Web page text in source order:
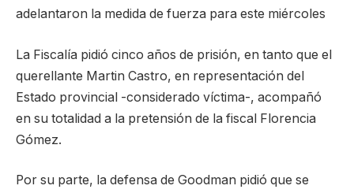
adelantaron la medida de fuerza para este miércoles
La Fiscalía pidió cinco años de prisión, en tanto que el
querellante Martin Castro, en representación del
Estado provincial -considerado víctima-, acompañó
en su totalidad a la pretensión de la fiscal Florencia
Gómez.
Por su parte, la defensa de Goodman pidió que se